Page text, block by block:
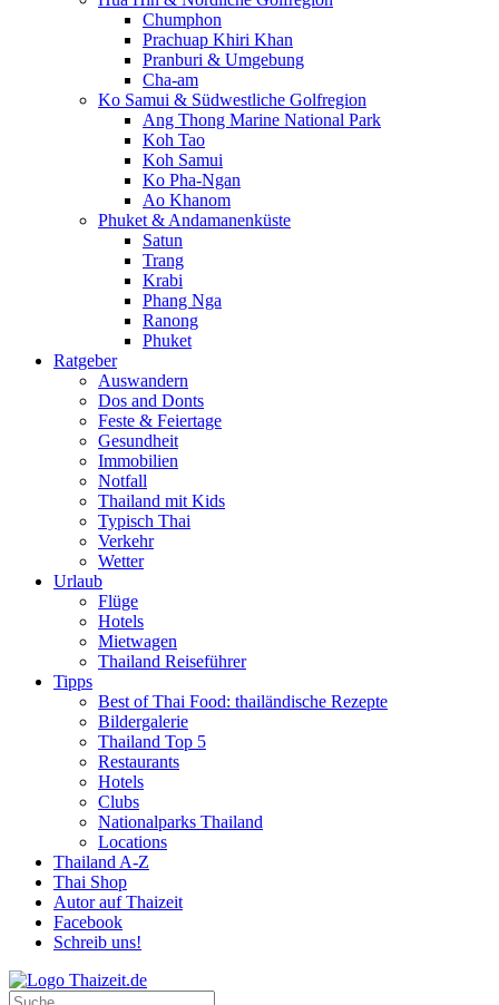
Chumphon
Prachuap Khiri Khan
Pranburi & Umgebung
Cha-am
Ko Samui & Südwestliche Golfregion
Ang Thong Marine National Park
Koh Tao
Koh Samui
Ko Pha-Ngan
Ao Khanom
Phuket & Andamanenküste
Satun
Trang
Krabi
Phang Nga
Ranong
Phuket
Ratgeber
Auswandern
Dos and Donts
Feste & Feiertage
Gesundheit
Immobilien
Notfall
Thailand mit Kids
Typisch Thai
Verkehr
Wetter
Urlaub
Flüge
Hotels
Mietwagen
Thailand Reiseführer
Tipps
Best of Thai Food: thailändische Rezepte
Bildergalerie
Thailand Top 5
Restaurants
Hotels
Clubs
Nationalparks Thailand
Locations
Thailand A-Z
Thai Shop
Autor auf Thaizeit
Facebook
Schreib uns!